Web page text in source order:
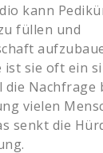
kann
füllen und
ist sie oft ein
die Nachfrage
vielen
senkt die